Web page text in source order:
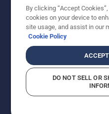
© Husqvarna AB (publ).
som visas är
priser är
moms) om inte
Cookiepolicy
By clicking “Accept
cookies on your device to
site usage, and assist in our
Cookie Policy
DO NOT SELL OR